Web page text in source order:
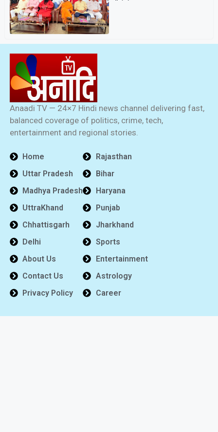
Anaadi TV — 24×7 Hindi news channel delivering fast,
balanced coverage of politics, crime, tech,
entertainment and regional stories.
Home
Uttar Pradesh
Madhya Pradesh
UttraKhand
Chhattisgarh
Delhi
About Us
Contact Us
Privacy Policy
Rajasthan
Bihar
Haryana
Punjab
Jharkhand
Sports
Entertainment
Astrology
Career